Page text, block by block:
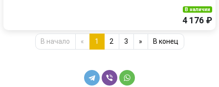
В наличии
4 176 ₽
В начало « 1 2 3 » В конец